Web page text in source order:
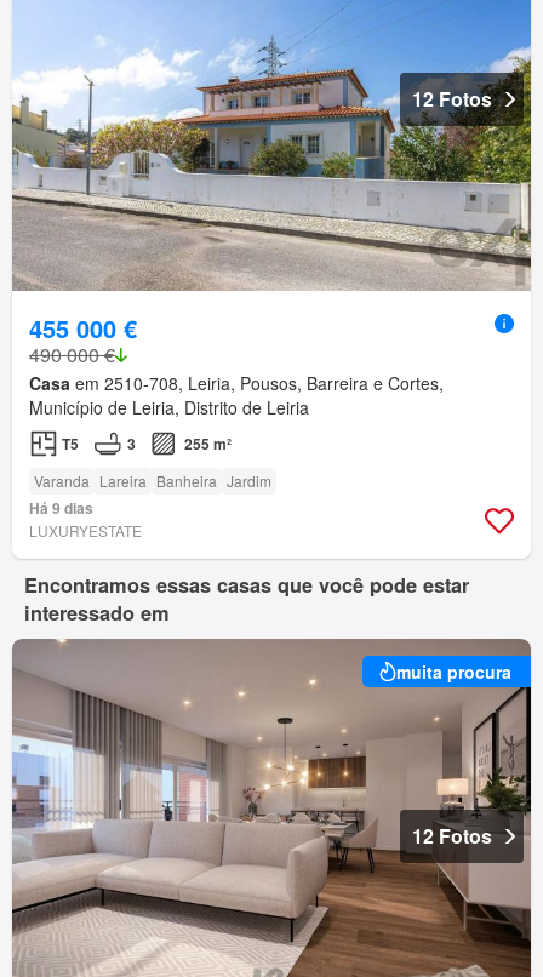
12 Fotos
455 000 €
490 000 €
Casa em 2510-708, Leiria, Pousos, Barreira e Cortes,
Município de Leiria, Distrito de Leiria
T5 3 255 m²
Varanda Lareira Banheira Jardim
Há 9 dias
LUXURYESTATE
Encontramos essas casas que você pode estar
interessado em
muita procura
12 Fotos